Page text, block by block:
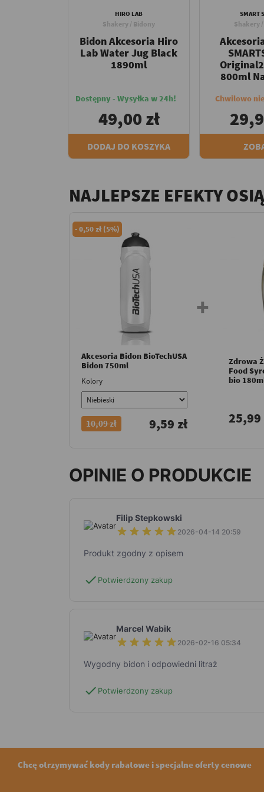
HIRO LAB
Shakery / Bidony
Bidon Akcesoria Hiro
Lab Water Jug Black
1890ml
Dostępny - Wysyłka w 24h!
49,00 zł
DODAJ DO KOSZYKA
SMART
Shakery
800ml
Chwilowo
NAJLEPSZE EFEKTY
-0,50 zł (5%)
Akcesoria Bidon BioTechUSA
Bidon 750ml
Kolory
10,09 zł 9,59 zł
Zdrowa
Food
bio
25,99
OPINIE O PRODUKCIE
Filip Stepkowski
2026-04-14 20:59
Produkt zgodny z opisem
check Potwierdzony zakup
Marcel Wabik
2026-02-16 05:34
Wygodny bidon i odpowiedni litraż
check Potwierdzony zakup
Chcę otrzymywać kody rabatowe i specjalne oferty cenowe